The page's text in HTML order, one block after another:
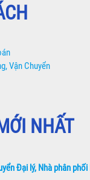
Vận Chuyển
NHẤT
Đại lý, Nhà phân